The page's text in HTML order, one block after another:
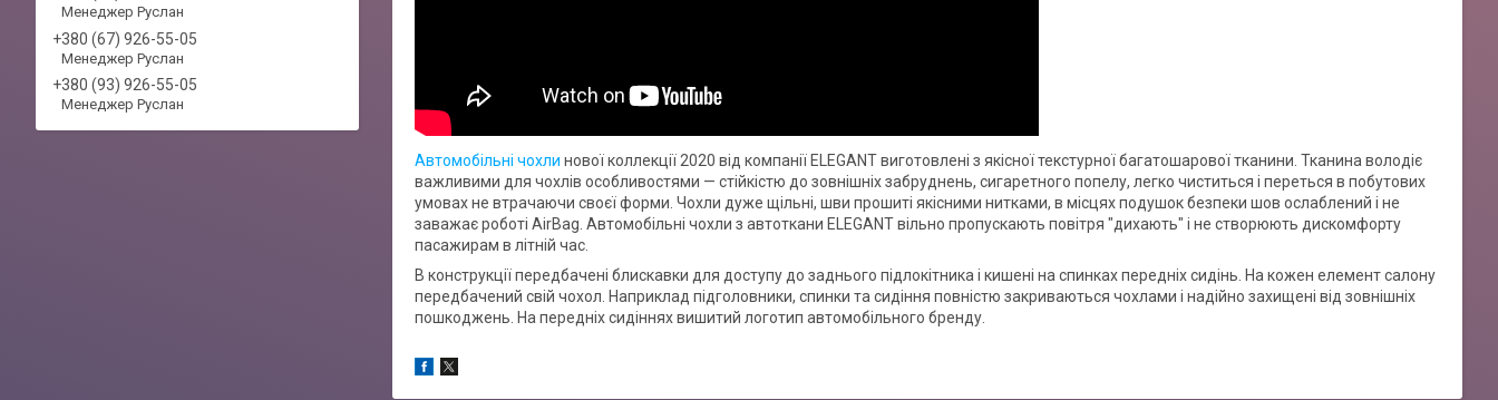
Автомобільні чохли нової коллекції 2020 від компанії ELEGANT виготовлені з якісної текстурної багатошарової тканини. Тканина володіє
важливими для чохлів особливостями — стійкістю до зовнішніх забруднень, сигаретного попелу, легко чиститься і переться в побутових
умовах не втрачаючи своєї форми. Чохли дуже щільні, шви прошиті якісними нитками, в місцях подушок безпеки шов ослаблений і не
заважає роботі AirBag. Автомобільні чохли з автоткани ELEGANT вільно пропускають повітря "дихають" і не створюють дискомфорту
пасажирам в літній час.
В конструкції передбачені блискавки для доступу до заднього підлокітника і кишені на спинках передніх сидінь. На кожен елемент салону
передбачений свій чохол. Наприклад підголовники, спинки та сидіння повністю закриваються чохлами і надійно захищені від зовнішніх
пошкоджень. На передніх сидіннях вишитий логотип автомобільного бренду.
Менеджер Руслан
+380 (67) 926-55-05
Менеджер Руслан
+380 (93) 926-55-05
Менеджер Руслан